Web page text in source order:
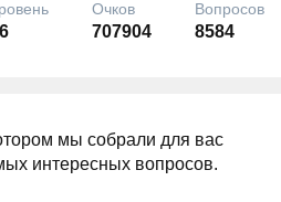
Очков
707904
Вопросов
8584
мы собрали для вас
интересных вопросов.